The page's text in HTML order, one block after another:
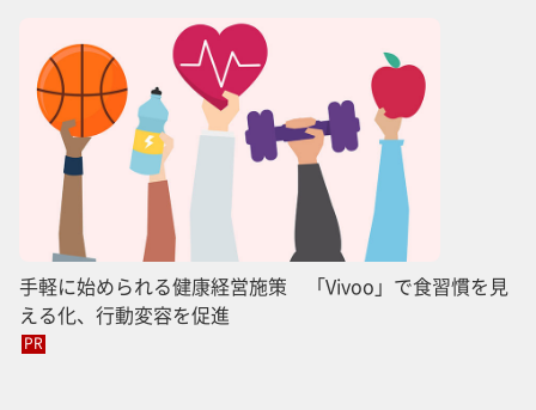
手軽に始められる健康経営施策 「Vivoo」で食習慣を見
える化、行動変容を促進
PR